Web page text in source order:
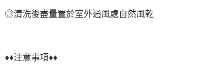
◎清洗後盡量置於室外通風處自然風乾
♦♦注意事項♦♦